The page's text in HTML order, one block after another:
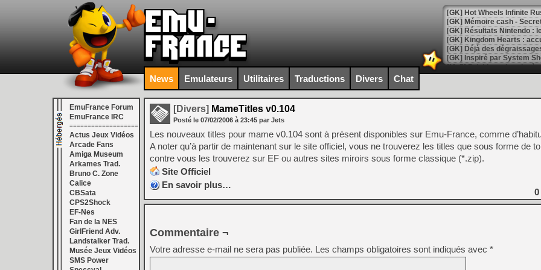
[GK] Hot Wheels Infinite
[GK] Mémoire cash -
[GK] Résultats Nintendo :
[GK] Déjà des
[Mo5] Brickboy cherche à
[GK] Minecraft et ses «
[GK] Beast of
[GK] Ubisoft : fin de partie
[GK] Mémoire cash -
[GK] Dan Houser (GTA)
[GK] Comment EA Sports
[GK] Crimson Moon : un
[GK] Isle of Reveries : le
[GK] Moonlighter 2 : The
[GK] Capcom relance
[Mo5] Deux inédits du
[GK] Le beat'em up The
[GK] Endless Legend 2 :
News Emulateurs Utilitaires Traductions Divers Chat
EmuFrance Forum
EmuFrance IRC
===================
Actus Jeux Vidéos
Arcade Fans
Amiga Museum
Arkames Trad.
Bruno C. Zone
Calice
CBSata
CPS2Shock
EF-Nes
Fan de la NES
GirlFriend Adv.
Landstalker Trad.
Musée Jeux Vidéos
SMS Power
[Divers] MameTitles v0.104
Posté le 07/02/2006 à 23:45 par Jets
Les nouveaux titles pour mame v0.104 sont à présent disponibles sur Emu-France, comme
A noter qu’à partir de maintenant sur le site officiel, vous ne trouverez les titles que sous forme de
contre vous les trouverez sur EF ou autres sites miroirs sous forme classique (*.zip).
Site Officiel
En savoir plus…
0
Commentaire ¬
Votre adresse e-mail ne sera pas publiée. Les champs obligatoires sont indiqués avec *